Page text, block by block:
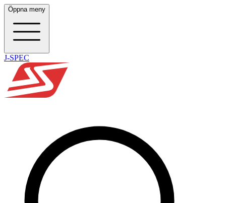
Öppna meny
J-SPEC